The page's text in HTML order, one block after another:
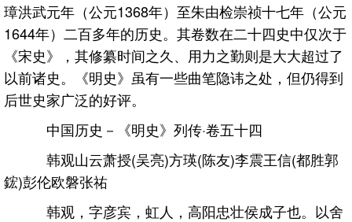
璋洪武元年（公元1368年）至朱由检崇祯十七年（公元
1644年）二百多年的历史。其卷数在二十四史中仅次于
《宋史》，其修纂时间之久、用力之勤则是大大超过了
以前诸史。《明史》虽有一些曲笔隐讳之处，但仍得到
后世史家广泛的好评。
中国历史－《明史》列传·卷五十四
韩观山云萧授(吴亮)方瑛(陈友)李震王信(都胜郭
鋐)彭伦欧磐张祐
韩观，字彦宾，虹人，高阳忠壮侯成子也。以舍